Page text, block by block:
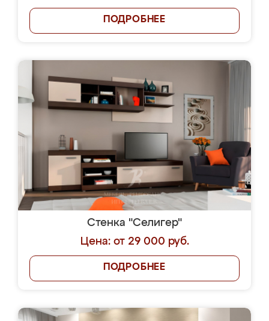
ПОДРОБНЕЕ
Стенка "Селигер"
Цена: от 29 000 руб.
ПОДРОБНЕЕ